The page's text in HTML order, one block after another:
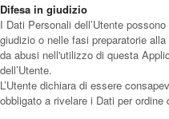
Difesa in giudizio
I Dati Personali dell’Utente
giudizio o nelle fasi preparatorie
da abusi nell'utilizzo di questa
dell’Utente.
L’Utente dichiara di essere
obbligato a rivelare i Dati per ordine